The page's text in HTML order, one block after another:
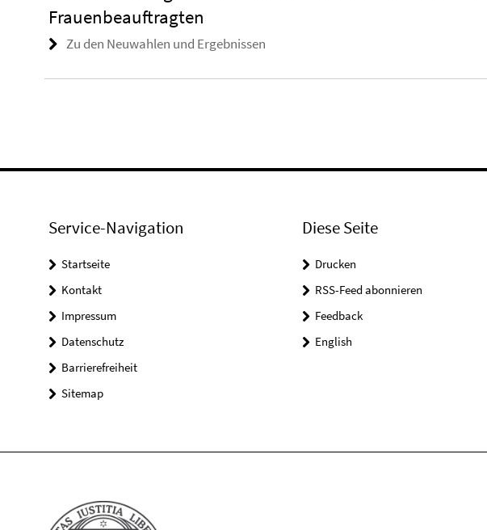
Frauenbeauftragten
Zu den Neuwahlen und Ergebnissen
Service-Navigation
Startseite
Kontakt
Impressum
Datenschutz
Barrierefreiheit
Sitemap
Diese Seite
Drucken
RSS-Feed abonnieren
Feedback
English